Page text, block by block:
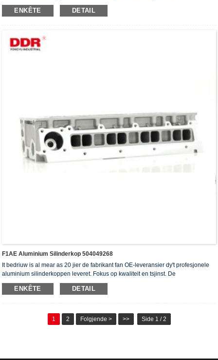
silinderkoppen hawwe it ISO16949-autentikaasjesertifikaat, "de heechdichte
silinderkop", "de lange libbensdoer fan 'e silinderkop" en de oare 5 patinten foar
ENKÊTE DETAIL
F1AE Aluminium Silinderkop 504049268
It bedriuw is al mear as 20 jier de fabrikant fan OE-leveransier dy't profesjonele
aluminium silinderkoppen leveret. Fokus op kwaliteit en tsjinst. De
silinderkoppen hawwe it ISO16949-autentikaasjesertifikaat, "de heechdichte
silinderkop", "de lange libbensdoer fan 'e silinderkop" en de oare 5 patinten foar
ENKÊTE DETAIL
1 2 Folgjende > >> Side 1 / 2